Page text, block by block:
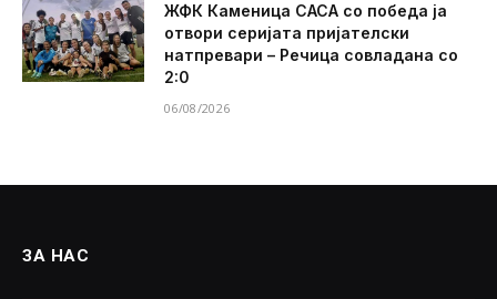
ЖФК Каменица САСА со победа ја
отвори серијата пријателски
натпревари – Речица совладана со
2:0
06/08/2026
ЗА НАС